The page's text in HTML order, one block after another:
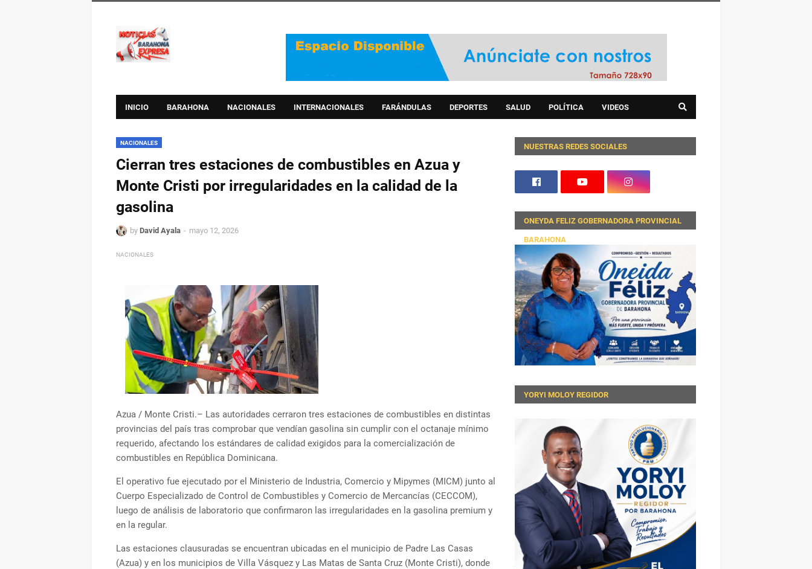
INICIO BARAHONA NACIONALES INTERNACIONALES FARÁNDULAS DEPORTES SALUD POLÍTICA VIDEOS
NACIONALES
Cierran tres estaciones de combustibles en Azua y
Monte Cristi por irregularidades en la calidad de la
gasolina
by David Ayala mayo 12, 2026
NACIONALES
Azua / Monte Cristi.– Las autoridades cerraron tres estaciones de combustibles en distintas
provincias del país tras comprobar que vendían gasolina sin cumplir con el octanaje mínimo
requerido, afectando los estándares de calidad exigidos para la comercialización de
combustibles en República Dominicana.
El operativo fue ejecutado por el Ministerio de Industria, Comercio y Mipymes (MICM) junto al
Cuerpo Especializado de Control de Combustibles y Comercio de Mercancías (CECCOM),
luego de análisis de laboratorio que confirmaron las irregularidades en la gasolina premium y
en la regular.
Las estaciones clausuradas se encuentran ubicadas en el municipio de Padre Las Casas
(Azua) y en los municipios de Villa Vásquez y Las Matas de Santa Cruz (Monte Cristi), donde
NUESTRAS REDES SOCIALES
ONEYDA FELIZ GOBERNADORA PROVINCIAL
BARAHONA
YORYI MOLOY REGIDOR